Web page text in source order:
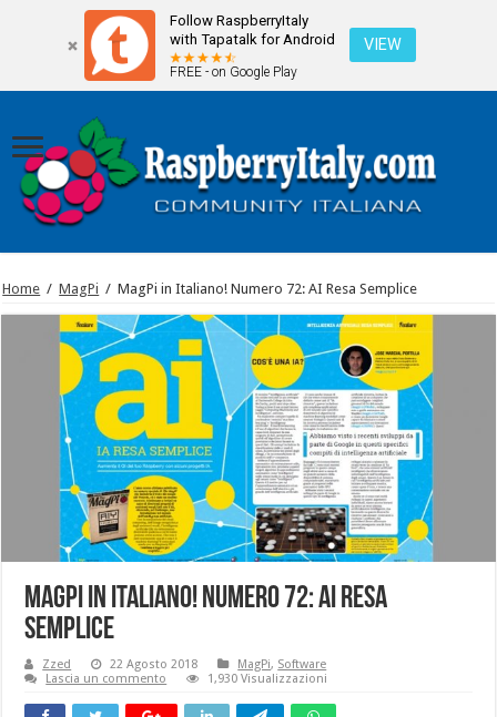
Follow RaspberryItaly
with Tapatalk for Android
FREE - on Google Play
VIEW
Home / MagPi / MagPi in Italiano! Numero 72: AI Resa Semplice
MagPi in Italiano! Numero 72: AI Resa
Semplice
Zzed 22 Agosto 2018 MagPi, Software
Lascia un commento
1,930 Visualizzazioni